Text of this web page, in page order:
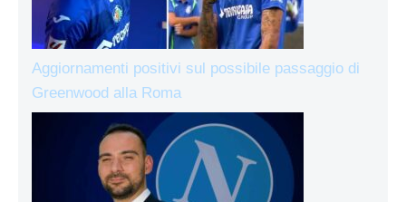
Aggiornamenti positivi sul possibile passaggio di
Greenwood alla Roma